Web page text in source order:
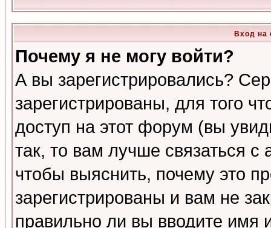
Вход на
Почему я не могу войти?
А вы зарегистрировались?
зарегистрированы, для того
доступ на этот форум (вы
так, то вам лучше связаться
чтобы выяснить, почему это
зарегистрированы и вам не
правильно ли вы вводите